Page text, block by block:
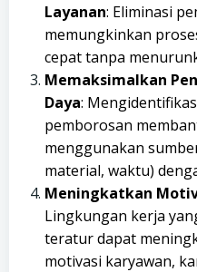
Layanan: Eliminasi
memungkinkan
cepat tanpa
Memaksimalkan
Daya:
pemborosan
menggunakan
material, waktu)
Meningkatkan
Lingkungan kerja
teratur dapat
motivasi karyawan,